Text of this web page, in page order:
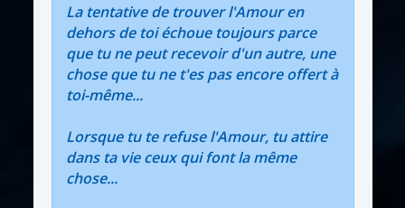
La tentative de trouver l'Amour en
dehors de toi échoue toujours parce
que tu ne peut recevoir d'un autre, une
chose que tu ne t'es pas encore offert à
toi-même...
Lorsque tu te refuse l'Amour, tu attire
dans ta vie ceux qui font la même
chose...